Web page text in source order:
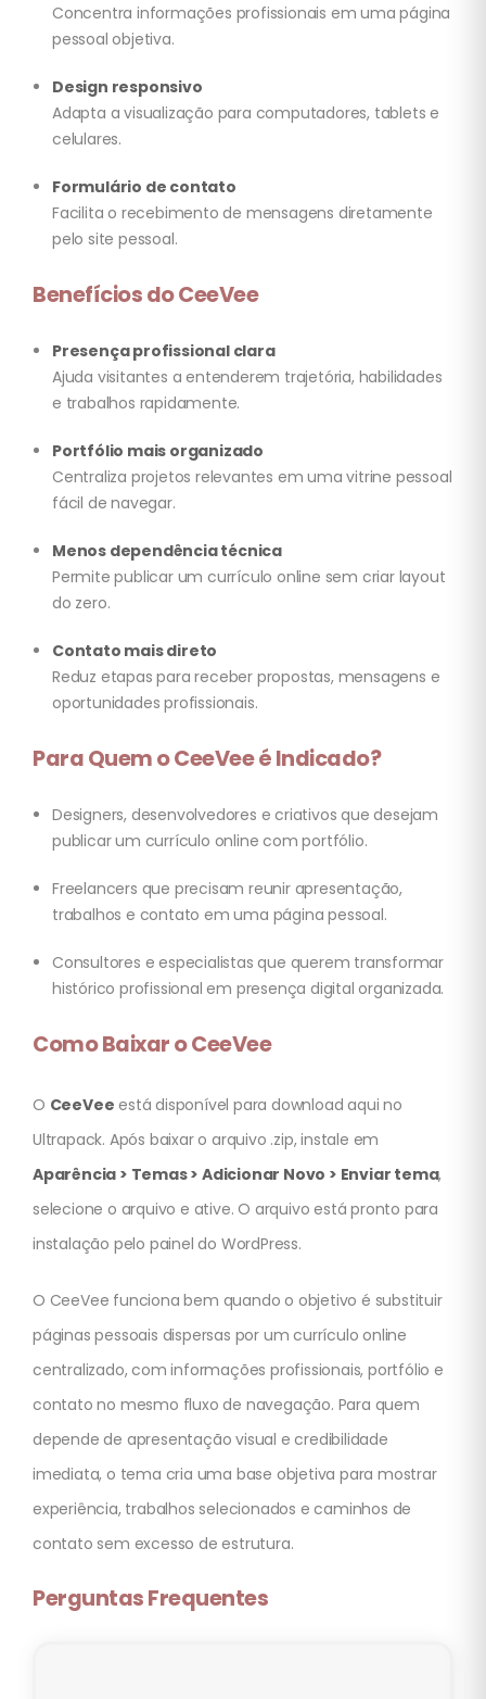
Concentra informações profissionais em uma página
pessoal objetiva.
Design responsivo
Adapta a visualização para computadores, tablets e
celulares.
Formulário de contato
Facilita o recebimento de mensagens diretamente
pelo site pessoal.
Benefícios do CeeVee
Presença profissional clara
Ajuda visitantes a entenderem trajetória, habilidades
e trabalhos rapidamente.
Portfólio mais organizado
Centraliza projetos relevantes em uma vitrine pessoal
fácil de navegar.
Menos dependência técnica
Permite publicar um currículo online sem criar layout
do zero.
Contato mais direto
Reduz etapas para receber propostas, mensagens e
oportunidades profissionais.
Para Quem o CeeVee é Indicado?
Designers, desenvolvedores e criativos que desejam
publicar um currículo online com portfólio.
Freelancers que precisam reunir apresentação,
trabalhos e contato em uma página pessoal.
Consultores e especialistas que querem transformar
histórico profissional em presença digital organizada.
Como Baixar o CeeVee
O CeeVee está disponível para download aqui no
Ultrapack. Após baixar o arquivo .zip, instale em
Aparência > Temas > Adicionar Novo > Enviar tema,
selecione o arquivo e ative. O arquivo está pronto para
instalação pelo painel do WordPress.
O CeeVee funciona bem quando o objetivo é substituir
páginas pessoais dispersas por um currículo online
centralizado, com informações profissionais, portfólio e
contato no mesmo fluxo de navegação. Para quem
depende de apresentação visual e credibilidade
imediata, o tema cria uma base objetiva para mostrar
experiência, trabalhos selecionados e caminhos de
contato sem excesso de estrutura.
Perguntas Frequentes